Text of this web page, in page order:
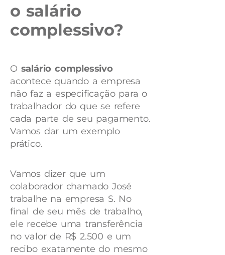
o salário
complessivo?
O salário complessivo
acontece quando a empresa
não faz a especificação para o
trabalhador do que se refere
cada parte de seu pagamento.
Vamos dar um exemplo
prático.
Vamos dizer que um
colaborador chamado José
trabalhe na empresa S. No
final de seu mês de trabalho,
ele recebe uma transferência
no valor de R$ 2.500 e um
recibo exatamente do mesmo